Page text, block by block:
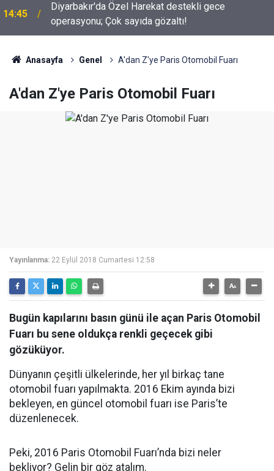
14:45
Diyarbakır'da Özel Harekat destekli gece
operasyonu; Çok sayıda gözaltı!
Anasayfa Genel A'dan Z'ye Paris Otomobil Fuarı
A'dan Z'ye Paris Otomobil Fuarı
Yayınlanma: 22 Eylül 2018 Cumartesi 12:58
Bugün kapılarını basın günü ile açan Paris Otomobil
Fuarı bu sene oldukça renkli geçecek gibi
gözüküyor.
Dünyanın çeşitli ülkelerinde, her yıl birkaç tane
otomobil fuarı yapılmakta. 2016 Ekim ayında bizi
bekleyen, en güncel otomobil fuarı ise Paris’te
düzenlenecek.
Peki, 2016 Paris Otomobil Fuarı’nda bizi neler
bekliyor? Gelin bir göz atalım.